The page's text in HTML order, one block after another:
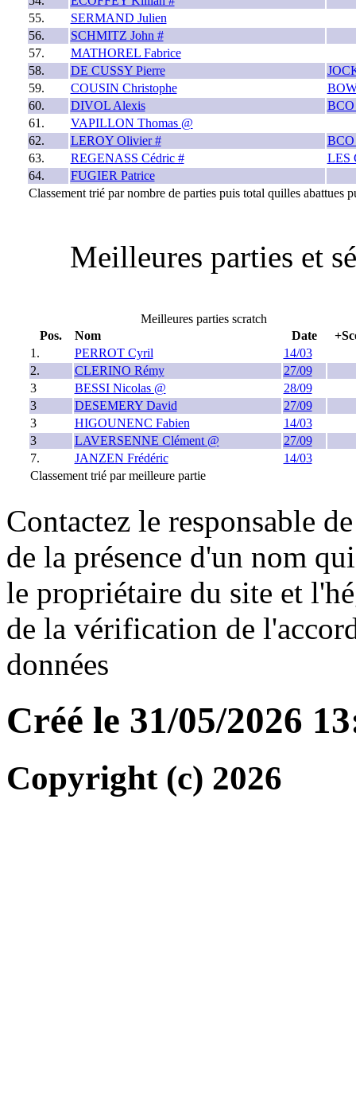
55.
SERMAND Julien
56.
SCHMITZ John #
57.
MATHOREL Fabrice
58.
DE CUSSY Pierre
59.
COUSIN Christophe
60.
DIVOL Alexis
61.
VAPILLON Thomas @
62.
LEROY Olivier #
63.
REGENASS Cédric #
LES
64.
FUGIER Patrice
Classement trié par nombre de parties puis total quilles abattues
Meilleures parties et
Meilleures parties scratch
Pos.
Nom Date
1.
PERROT Cyril
14/03
2.
CLERINO Rémy
27/09
3
BESSI Nicolas @
28/09
3
DESEMERY David
27/09
3
HIGOUNENC Fabien
14/03
3
LAVERSENNE Clément @
27/09
7.
JANZEN Frédéric
14/03
Classement trié par meilleure partie
Contactez le responsable
de la présence d'un nom
le propriétaire du site et
de la vérification de
données
Créé le 31/05/2026
Copyright (c) 2026